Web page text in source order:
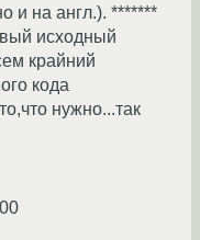
и на англ.). *******
исходный
крайний
кода
нужно...так